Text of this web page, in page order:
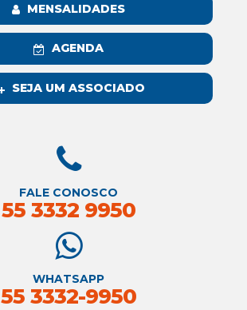
MENSALIDADES
AGENDA
SEJA UM ASSOCIADO
FALE CONOSCO
55 3332 9950
WHATSAPP
55 3332-9950